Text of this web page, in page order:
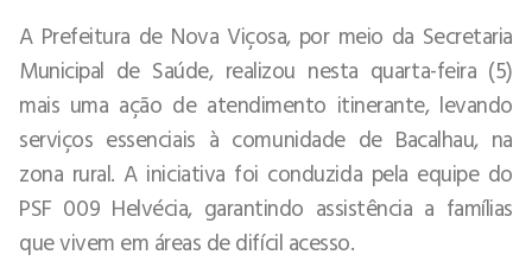
A Prefeitura de Nova Viçosa, por meio da Secretaria
Municipal de Saúde, realizou nesta quarta-feira (5)
mais uma ação de atendimento itinerante, levando
serviços essenciais à comunidade de Bacalhau, na
zona rural. A iniciativa foi conduzida pela equipe do
PSF 009 Helvécia, garantindo assistência a famílias
que vivem em áreas de difícil acesso.